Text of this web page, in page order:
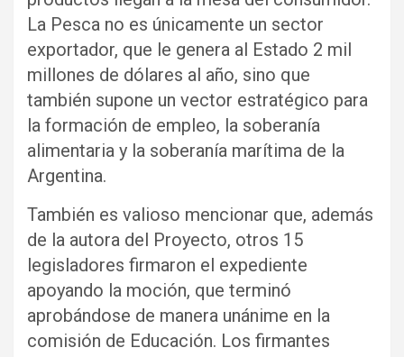
La Pesca no es únicamente un sector
exportador, que le genera al Estado 2 mil
millones de dólares al año, sino que
también supone un vector estratégico para
la formación de empleo, la soberanía
alimentaria y la soberanía marítima de la
Argentina.
También es valioso mencionar que, además
de la autora del Proyecto, otros 15
legisladores firmaron el expediente
apoyando la moción, que terminó
aprobándose de manera unánime en la
comisión de Educación. Los firmantes